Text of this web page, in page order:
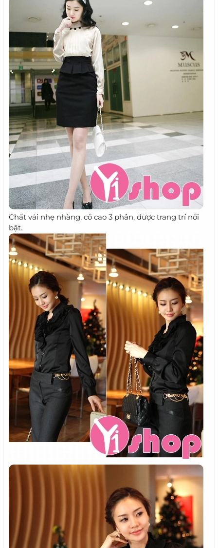
Chất vải nhẹ nhàng, cổ cao 3 phân, được trang trí nổi
bật.